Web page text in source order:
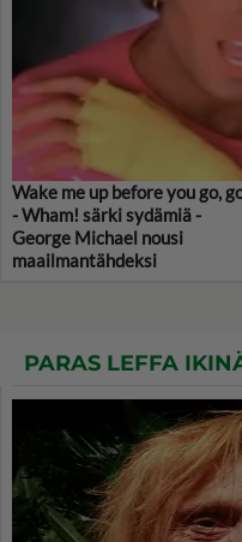
Wake me up before you go,
- Wham! särki sydämiä -
George Michael nousi
maailmantähdeksi
PARAS LEFFA